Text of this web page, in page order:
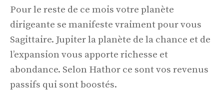
Pour le reste de ce mois votre planète
dirigeante se manifeste vraiment pour vous
Sagittaire. Jupiter la planète de la chance et de
l’expansion vous apporte richesse et
abondance. Selon Hathor ce sont vos revenus
passifs qui sont boostés.